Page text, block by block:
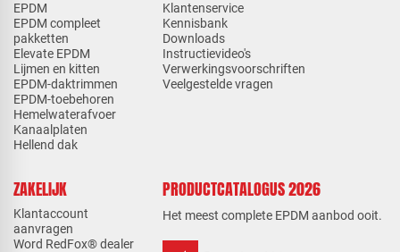
EPDM
EPDM compleet
pakketten
Elevate EPDM
Lijmen en kitten
EPDM-daktrimmen
EPDM-toebehoren
Hemelwaterafvoer
Kanaalplaten
Hellend dak
Klantenservice
Kennisbank
Downloads
Instructievideo's
Verwerkingsvoorschriften
Veelgestelde vragen
ZAKELIJK
Klantaccount
aanvragen
Word RedFox® dealer
PRODUCTCATALOGUS 2026
Het meest complete EPDM aanbod ooit.